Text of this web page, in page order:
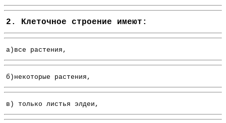
2. Клеточное строение имеют:
а)все растения,
б)некоторые растения,
в) только листья элдеи,